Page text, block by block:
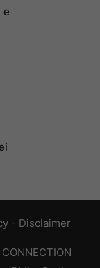
e
- Disclaimer